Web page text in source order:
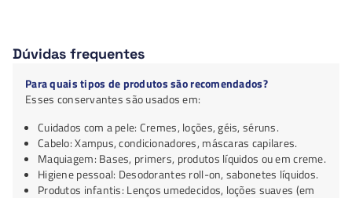
Dúvidas frequentes
Para quais tipos de produtos são recomendados?
Esses conservantes são usados em:
Cuidados com a pele: Cremes, loções, géis, séruns.
Cabelo: Xampus, condicionadores, máscaras capilares.
Maquiagem: Bases, primers, produtos líquidos ou em creme.
Higiene pessoal: Desodorantes roll-on, sabonetes líquidos.
Produtos infantis: Lenços umedecidos, loções suaves (em